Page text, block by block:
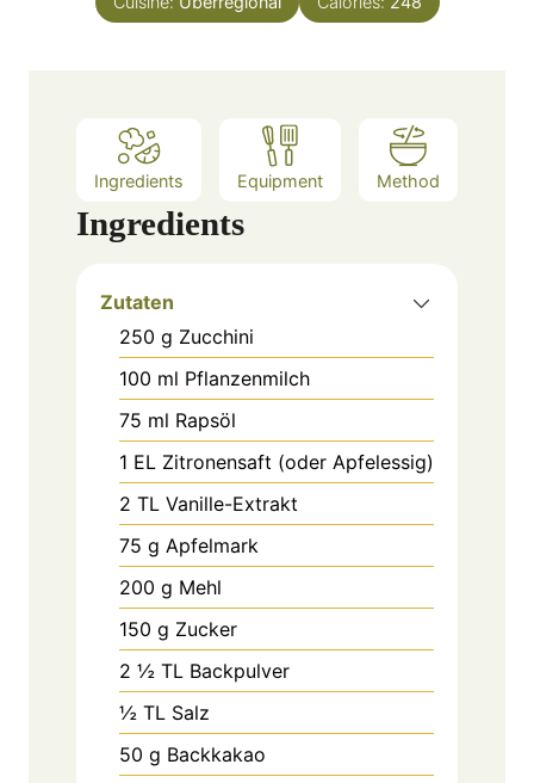
s
Ingredients Equipment Method
Ingredients
Zutaten
250 g Zucchini
100 ml Pflanzenmilch
75 ml Rapsöl
1 EL Zitronensaft (oder Apfelessig)
2 TL Vanille-Extrakt
75 g Apfelmark
200 g Mehl
150 g Zucker
2 ½ TL Backpulver
½ TL Salz
50 g Backkakao